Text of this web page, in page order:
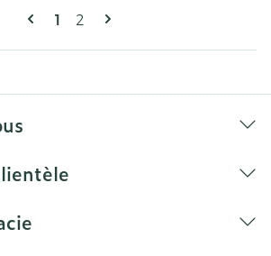
Pages
Vous lisez actuellement la
1 Page
2